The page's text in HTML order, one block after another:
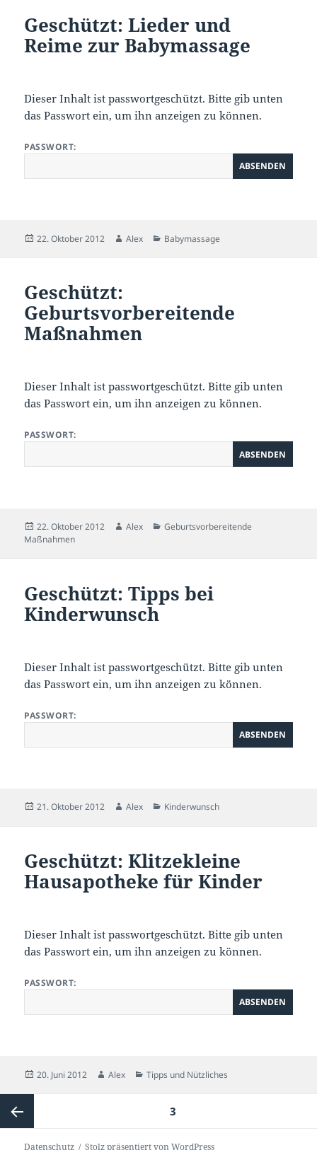
Geschützt: Lieder und
Reime zur Babymassage
Dieser Inhalt ist passwortgeschützt. Bitte gib unten
das Passwort ein, um ihn anzeigen zu können.
PASSWORT:
Veröffentlicht
22. Oktober 2012 Autor
Alex Kategorien
Babymassage
Geschützt:
Geburtsvorbereitende
Maßnahmen
Dieser Inhalt ist passwortgeschützt. Bitte gib unten
das Passwort ein, um ihn anzeigen zu können.
PASSWORT:
Veröffentlicht
am
22. Oktober 2012 Autor
Alex Kategorien
Geburtsvorbereitende
Maßnahmen
Geschützt: Tipps bei
Kinderwunsch
Dieser Inhalt ist passwortgeschützt. Bitte gib unten
das Passwort ein, um ihn anzeigen zu können.
PASSWORT:
Veröffentlicht
21. Oktober 2012 Autor
Alex Kategorien
Kinderwunsch
Geschützt: Klitzekleine
Hausapotheke für Kinder
Dieser Inhalt ist passwortgeschützt. Bitte gib unten
das Passwort ein, um ihn anzeigen zu können.
PASSWORT:
Veröffentlicht
20. Juni 2012 Autor
Alex Kategorien
Tipps und Nützliches
der
Vorherige
SEITE3
Datenschutz Stolz präsentiert von WordPress